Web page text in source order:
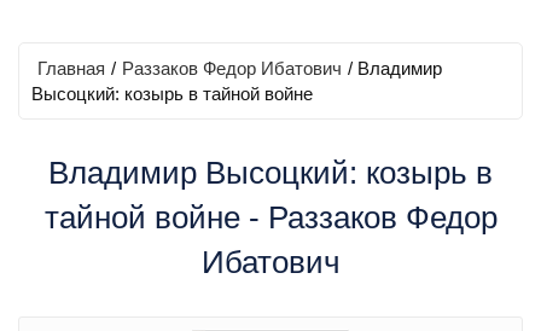
Главная / Раззаков Федор Ибатович / Владимир
Высоцкий: козырь в тайной войне
Владимир Высоцкий: козырь в
тайной войне - Раззаков Федор
Ибатович